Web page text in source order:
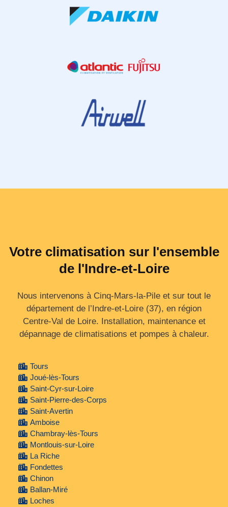
Votre climatisation sur l'ensemble
de l'Indre-et-Loire
Nous intervenons à Cinq-Mars-la-Pile et sur tout le
département de l’Indre‑et‑Loire (37), en région
Centre‑Val de Loire. Installation, maintenance et
dépannage de climatisations et pompes à chaleur.
Tours
Joué-lès-Tours
Saint-Cyr-sur-Loire
Saint-Pierre-des-Corps
Saint-Avertin
Amboise
Chambray-lès-Tours
Montlouis-sur-Loire
La Riche
Fondettes
Chinon
Ballan-Miré
Loches